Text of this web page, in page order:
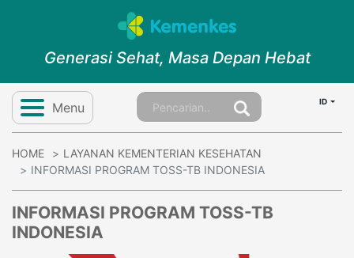
Generasi Sehat, Masa Depan Hebat
Menu ID
HOME
LAYANAN KEMENTERIAN KESEHATAN
INFORMASI PROGRAM TOSS-TB INDONESIA
INFORMASI PROGRAM TOSS-TB
INDONESIA